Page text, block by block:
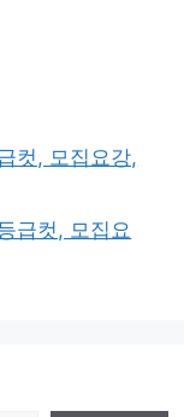
컷, 모집요강,
급컷, 모집요